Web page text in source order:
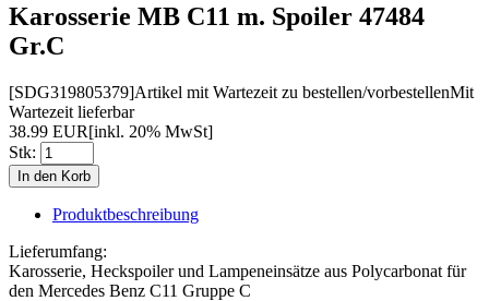
Karosserie MB C11 m. Spoiler 47484
Gr.C
[SDG319805379]Artikel mit Wartezeit zu bestellen/vorbestellenMit
Wartezeit lieferbar
38.99 EUR[inkl. 20% MwSt]
Stk:
Produktbeschreibung
Lieferumfang:
Karosserie, Heckspoiler und Lampeneinsätze aus Polycarbonat für
den Mercedes Benz C11 Gruppe C